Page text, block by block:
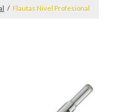
/ Flautas Nivel Profesional